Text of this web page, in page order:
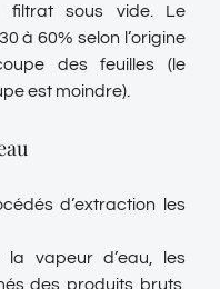
filtrat sous vide. Le
à 60% selon l’origine
des feuilles (le
est moindre).
d’extraction les
la vapeur d’eau, les
des produits bruts.